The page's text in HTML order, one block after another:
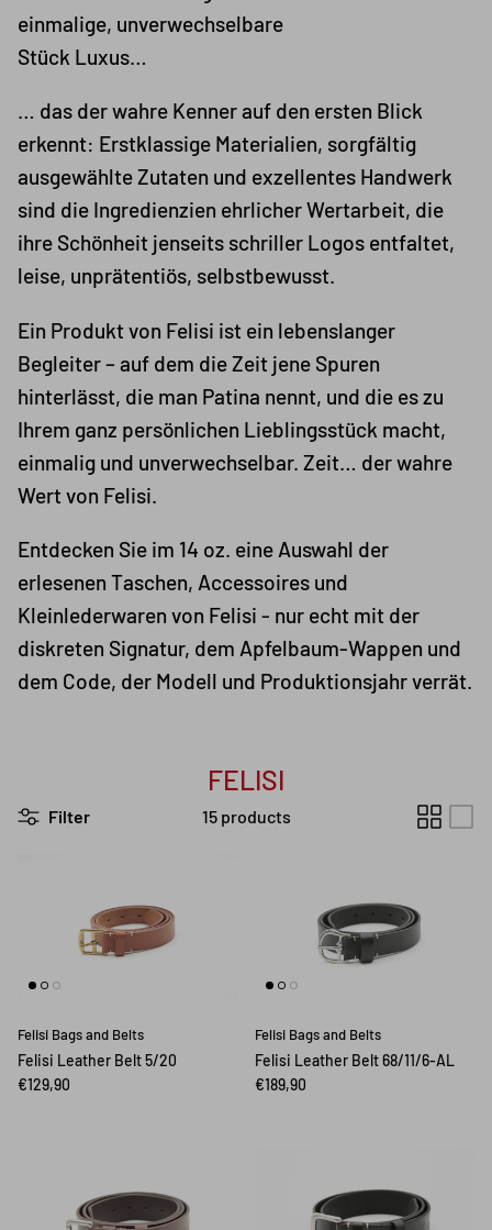
einmalige, unverwechselbare
Stück Luxus…
… das der wahre Kenner auf den ersten Blick
erkennt: Erstklassige Materialien, sorgfältig
ausgewählte Zutaten und exzellentes Handwerk
sind die Ingredienzien ehrlicher Wertarbeit, die
ihre Schönheit jenseits schriller Logos entfaltet,
leise, unprätentiös, selbstbewusst.
Ein Produkt von Felisi ist ein lebenslanger
Begleiter – auf dem die Zeit jene Spuren
hinterlässt, die man Patina nennt, und die es zu
Ihrem ganz persönlichen Lieblingsstück macht,
einmalig und unverwechselbar. Zeit… der wahre
Wert von Felisi.
Entdecken Sie im 14 oz. eine Auswahl der
erlesenen Taschen, Accessoires und
Kleinlederwaren von Felisi - nur echt mit der
diskreten Signatur, dem Apfelbaum-Wappen und
dem Code, der Modell und Produktionsjahr verrät.
FELISI
Filter 15 products
Felisi Bags and Belts
Felisi Leather Belt 5/20
€129,90
Felisi Bags and Belts
Felisi Leather Belt 68/11/6-AL
€189,90